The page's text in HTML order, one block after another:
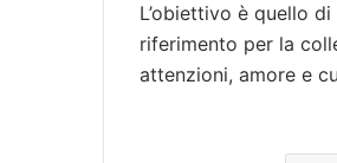
L’obiettivo è quello
riferimento per la
attenzioni, amore e